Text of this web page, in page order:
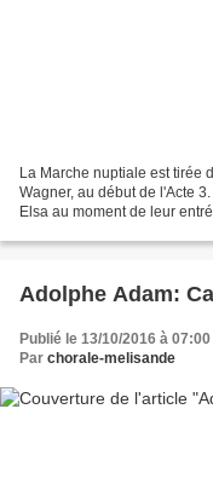
La Marche nuptiale est tirée
Wagner, au début de l'Acte
Elsa au moment de leur
Adolphe Adam:
Publié le 13/10/2016 à 07:00
Par chorale-melisande